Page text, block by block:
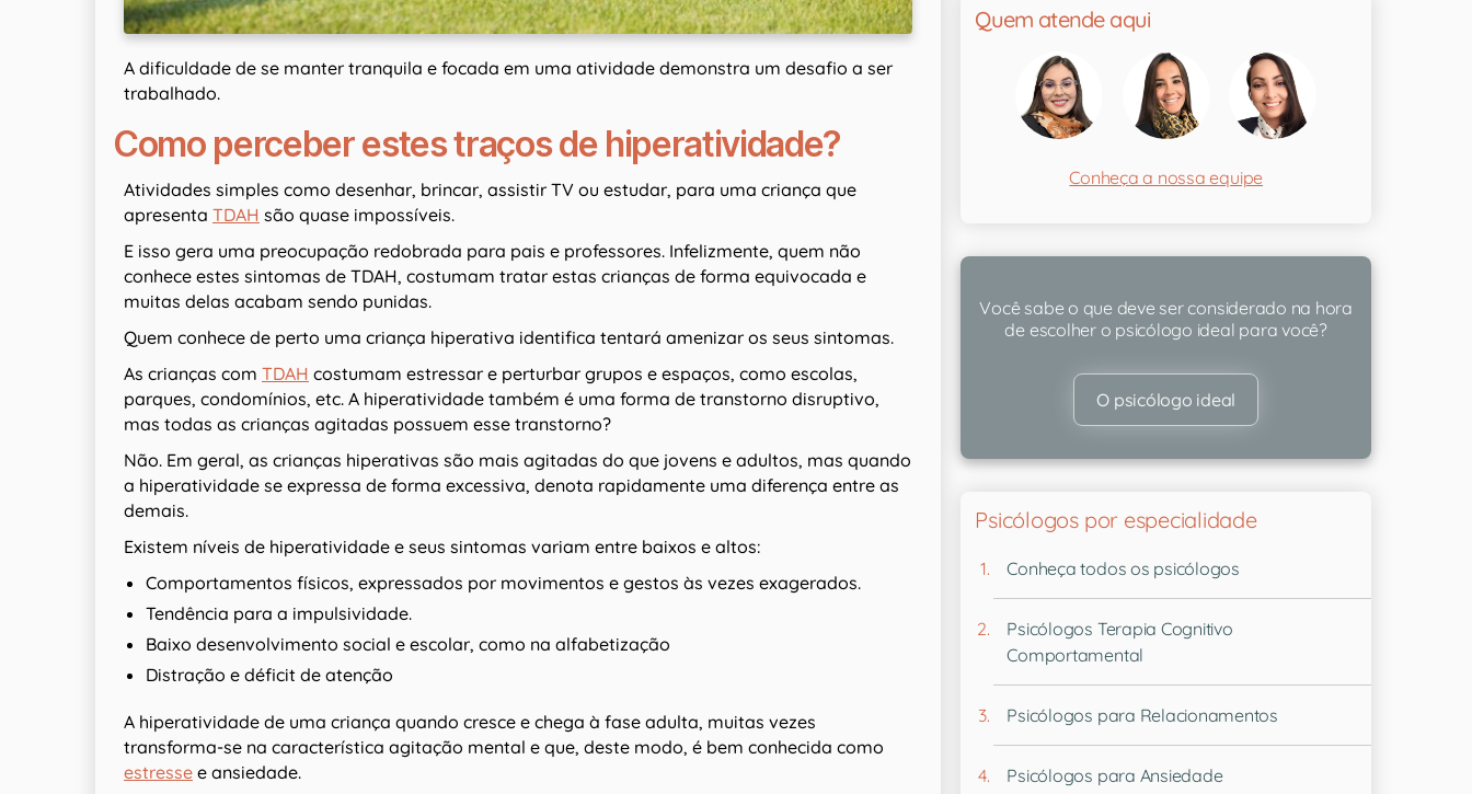
A dificuldade de se manter tranquila e focada em uma atividade demonstra um desafio a ser
trabalhado.
Como perceber estes traços de hiperatividade?
Atividades simples como desenhar, brincar, assistir TV ou estudar, para uma criança que
apresenta TDAH são quase impossíveis.
E isso gera uma preocupação redobrada para pais e professores. Infelizmente, quem não
conhece estes sintomas de TDAH, costumam tratar estas crianças de forma equivocada e
muitas delas acabam sendo punidas.
Quem conhece de perto uma criança hiperativa identifica tentará amenizar os seus sintomas.
As crianças com TDAH costumam estressar e perturbar grupos e espaços, como escolas,
parques, condomínios, etc. A hiperatividade também é uma forma de transtorno disruptivo,
mas todas as crianças agitadas possuem esse transtorno?
Não. Em geral, as crianças hiperativas são mais agitadas do que jovens e adultos, mas quando
a hiperatividade se expressa de forma excessiva, denota rapidamente uma diferença entre as
demais.
Existem níveis de hiperatividade e seus sintomas variam entre baixos e altos:
Comportamentos físicos, expressados por movimentos e gestos às vezes exagerados.
Tendência para a impulsividade.
Baixo desenvolvimento social e escolar, como na alfabetização
Distração e déficit de atenção
A hiperatividade de uma criança quando cresce e chega à fase adulta, muitas vezes
transforma-se na característica agitação mental e que, deste modo, é bem conhecida como
estresse e ansiedade.
Quem atende aqui
Conheça a nossa equipe
Você sabe o que deve ser considerado na hora
de escolher o psicólogo ideal para você?
O psicólogo ideal
Psicólogos por especialidade
Conheça todos os psicólogos
Psicólogos Terapia Cognitivo
Comportamental
Psicólogos para Relacionamentos
Psicólogos para Ansiedade